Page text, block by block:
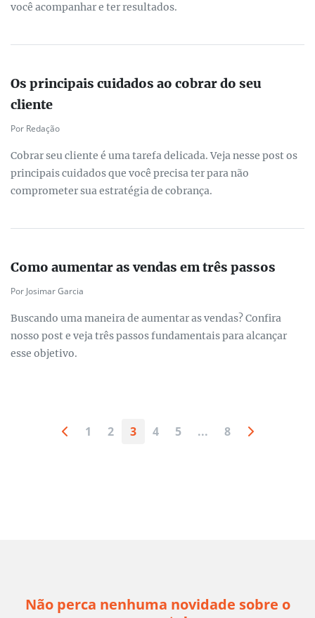
você acompanhar e ter resultados.
Os principais cuidados ao cobrar do seu
cliente
Por Redação
Cobrar seu cliente é uma tarefa delicada. Veja nesse post os
principais cuidados que você precisa ter para não
comprometer sua estratégia de cobrança.
Como aumentar as vendas em três passos
Por Josimar Garcia
Buscando uma maneira de aumentar as vendas? Confira
nosso post e veja três passos fundamentais para alcançar
esse objetivo.
1 2 3 4 5 ... 8
Não perca nenhuma novidade sobre o